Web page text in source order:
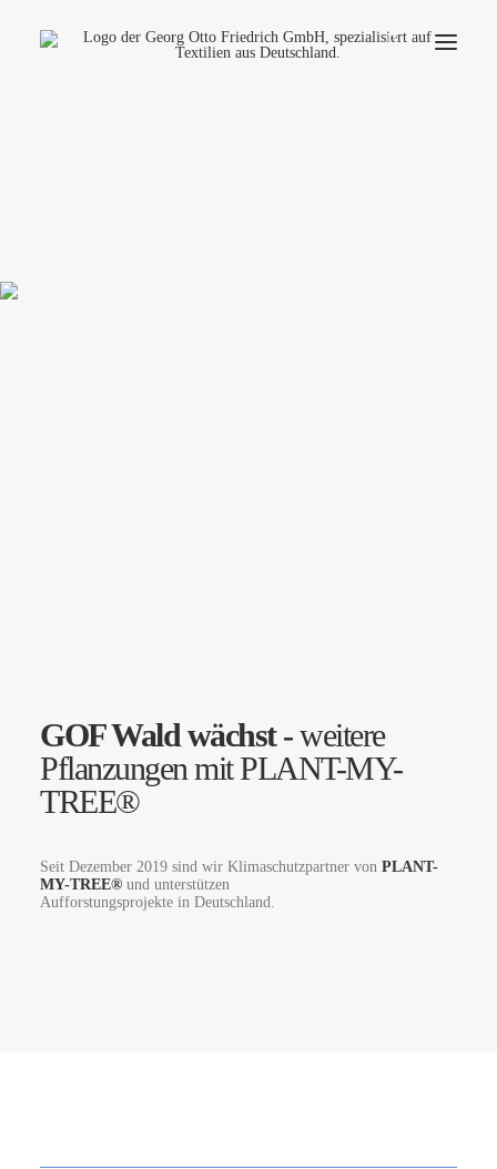
GOF Wald wächst -weitere
Pflanzungen mit PLANT-MY-
TREE®
Seit Dezember 2019 sind wir Klimaschutzpartner von PLANT-
MY-TREE® und unterstützen
Aufforstungsprojekte in Deutschland.